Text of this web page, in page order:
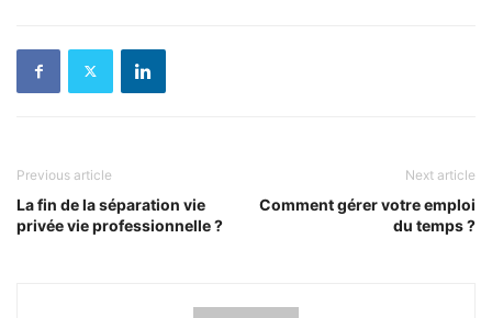
Previous article
La fin de la séparation vie
privée vie professionnelle ?
Next article
Comment gérer votre emploi
du temps ?